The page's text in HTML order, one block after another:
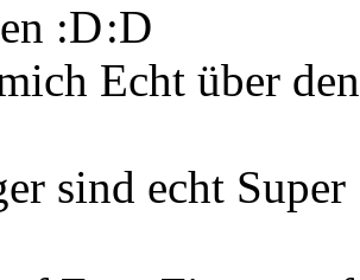
Echt über
sind echt Super